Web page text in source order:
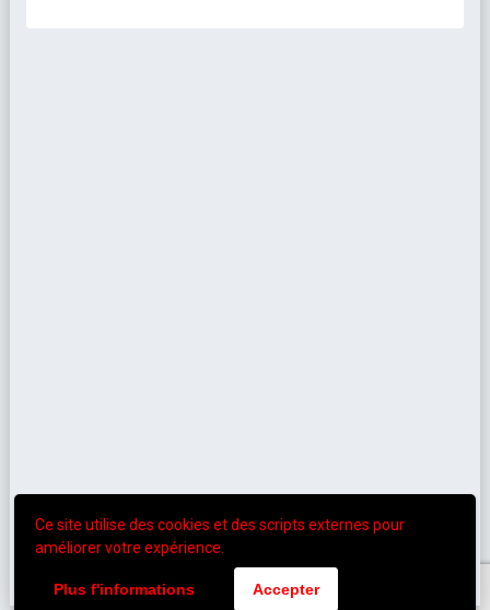
Ce site utilise des cookies et des scripts externes pour
améliorer votre expérience.
Plus f'informations Accepter